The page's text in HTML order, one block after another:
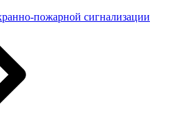
пожарной сигнализации